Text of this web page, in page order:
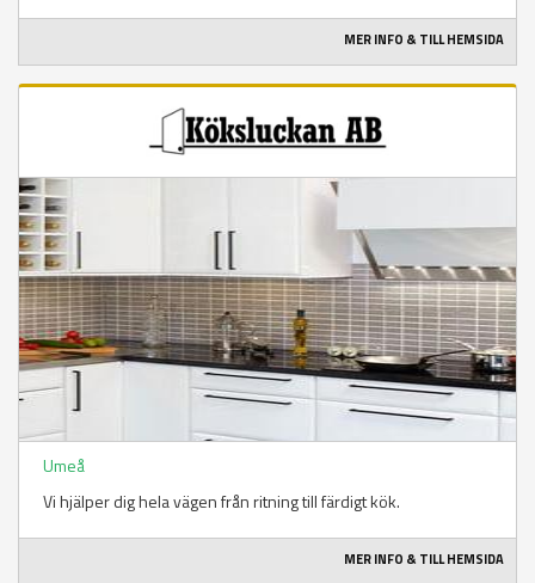
MER INFO & TILL HEMSIDA
Umeå
Vi hjälper dig hela vägen från ritning till färdigt kök.
MER INFO & TILL HEMSIDA